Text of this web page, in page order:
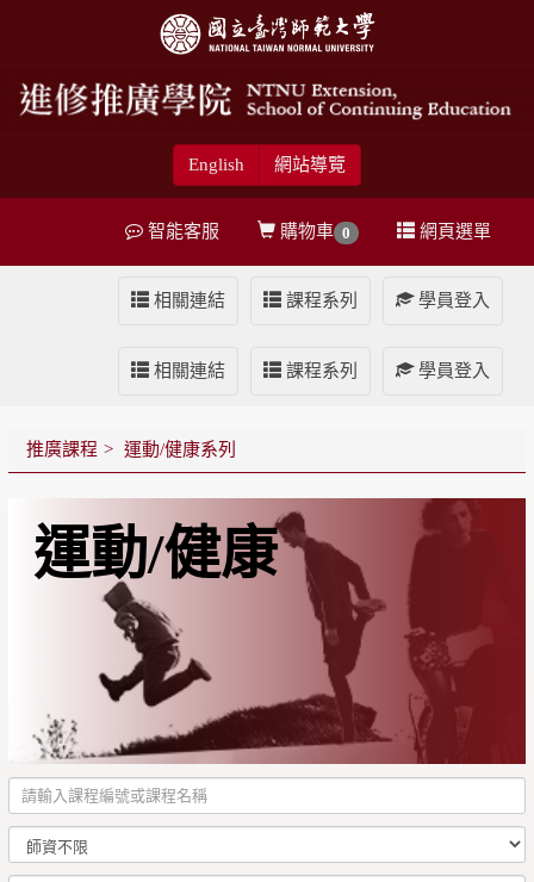
English 網站導覽
網頁選單
購物車 0
智能客服
學員登入
課程系列
相關連結
學員登入
課程系列
相關連結
推廣課程 運動/健康系列
運動/健康